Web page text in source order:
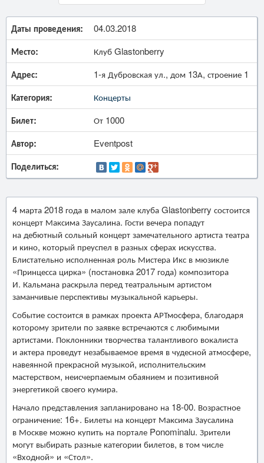
Даты проведения: 04.03.2018
Место: Клуб Glastonberry
Адрес: 1-я Дубровская ул., дом 13А, строение 1
Категория: Концерты
Билет: От 1000
Автор: Eventpost
Поделиться:
4 марта 2018 года в малом зале клуба Glastonberry состоится
концерт Максима Заусалина. Гости вечера попадут
на дебютный сольный концерт замечательного артиста театра
и кино, который преуспел в разных сферах искусства.
Блистательно исполненная роль Мистера Икс в мюзикле
«Принцесса цирка» (постановка 2017 года) композитора
И. Кальмана раскрыла перед театральным артистом
заманчивые перспективы музыкальной карьеры.
Событие состоится в рамках проекта АРТмосфера, благодаря
которому зрители по заявке встречаются с любимыми
артистами. Поклонники творчества талантливого вокалиста
и актера проведут незабываемое время в чудесной атмосфере,
навеянной прекрасной музыкой, исполнительским
мастерством, неисчерпаемым обаянием и позитивной
энергетикой своего кумира.
Начало представления запланировано на 18-00. Возрастное
ограничение: 16+. Билеты на концерт Максима Заусалина
в Москве можно купить на портале Ponominalu. Зрители
могут выбирать разные категории билетов, в том числе
«Входной» и «Стол».